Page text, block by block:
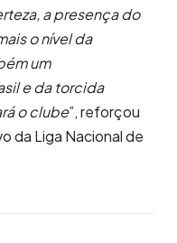
a presença do
o nível da
um
e da torcida
o clube”, reforçou
da Liga Nacional de